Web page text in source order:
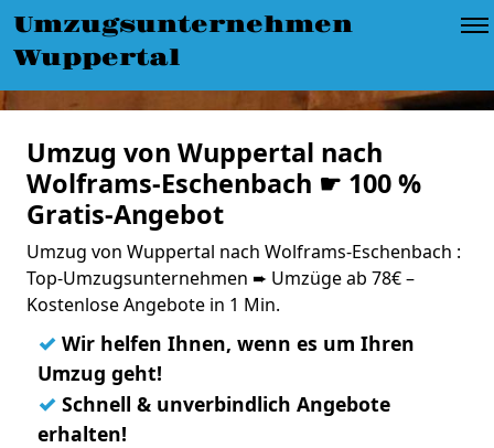
Umzugsunternehmen
Wuppertal
Umzug von Wuppertal nach
Wolframs-Eschenbach ☛ 100 %
Gratis-Angebot
Umzug von Wuppertal nach Wolframs-Eschenbach :
Top-Umzugsunternehmen ➨ Umzüge ab 78€ –
Kostenlose Angebote in 1 Min.
✓ Wir helfen Ihnen, wenn es um Ihren
Umzug geht!
✓ Schnell & unverbindlich Angebote
erhalten!